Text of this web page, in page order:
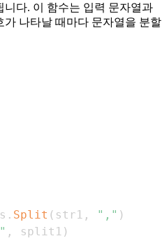
니다. 이 함수는 입력 문자열과
나타날 때마다 문자열을 분할
. Split ( str1 , "," )
, split1 )